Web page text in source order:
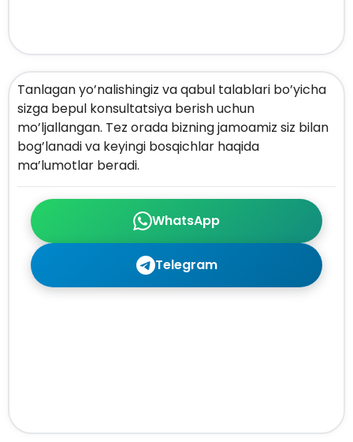
WhatsApp
Telegram
Tanlagan yo’nalishingiz va qabul talablari bo’yicha
sizga bepul konsultatsiya berish uchun
mo’ljallangan. Tez orada bizning jamoamiz siz bilan
bog’lanadi va keyingi bosqichlar haqida
ma’lumotlar beradi.